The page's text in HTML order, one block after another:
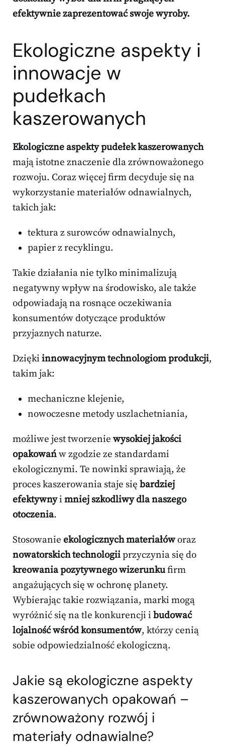
efektywnie zaprezentować swoje wyroby.
Ekologiczne aspekty i
innowacje w
pudełkach
kaszerowanych
Ekologiczne aspekty pudełek kaszerowanych
mają istotne znaczenie dla zrównoważonego
rozwoju. Coraz więcej firm decyduje się na
wykorzystanie materiałów odnawialnych,
takich jak:
tektura z surowców odnawialnych,
papier z recyklingu.
Takie działania nie tylko minimalizują
negatywny wpływ na środowisko, ale także
odpowiadają na rosnące oczekiwania
konsumentów dotyczące produktów
przyjaznych naturze.
Dzięki innowacyjnym technologiom produkcji,
takim jak:
mechaniczne klejenie,
nowoczesne metody uszlachetniania,
możliwe jest tworzenie wysokiej jakości
opakowańw zgodzie ze standardami
ekologicznymi. Te nowinki sprawiają, że
proces kaszerowania staje się bardziej
efektywnyi mniej szkodliwy dla naszego
otoczenia.
Stosowanie ekologicznych materiałóworaz
nowatorskich technologiiprzyczynia się do
kreowania pozytywnego wizerunkufirm
angażujących się w ochronę planety.
Wybierając takie rozwiązania, marki mogą
wyróżnić się na tle konkurencji i budować
lojalność wśród konsumentów, którzy cenią
sobie odpowiedzialność ekologiczną.
Jakie są ekologiczne aspekty
kaszerowanych opakowań –
zrównoważony rozwój i
materiały odnawialne?